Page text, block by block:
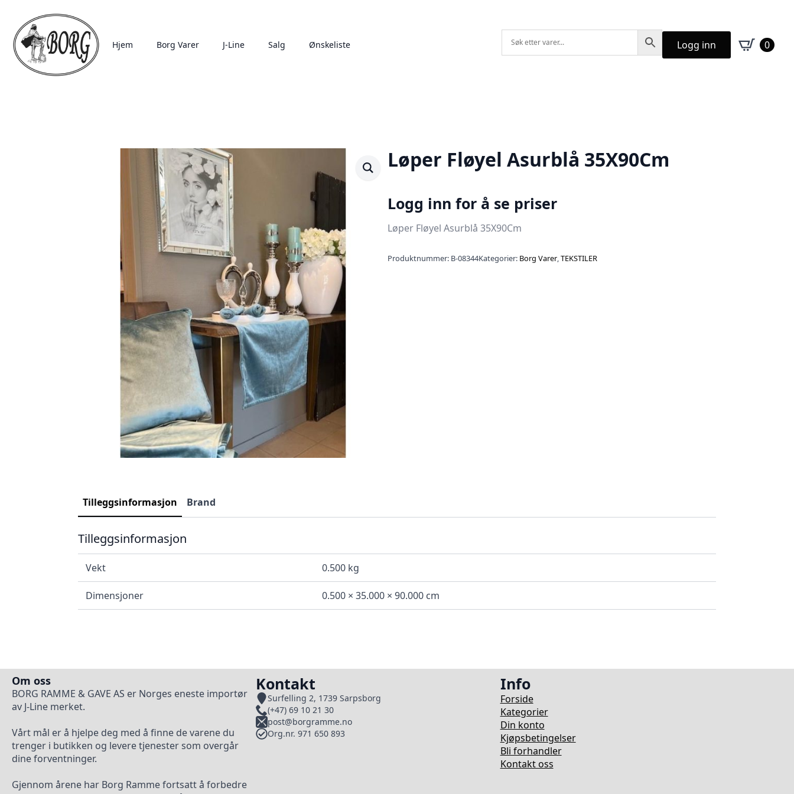
Hjem Borg Varer J-Line Salg Ønskeliste Logg inn 0
Løper Fløyel Asurblå 35X90Cm
Logg inn for å se priser
Løper Fløyel Asurblå 35X90Cm
Produktnummer: B-08344Kategorier: Borg Varer,TEKSTILER
Tilleggsinformasjon Brand
Tilleggsinformasjon
Vekt 0.500 kg
Dimensjoner 0.500 × 35.000 × 90.000 cm
Om oss
BORG RAMME & GAVE AS er Norges eneste importør
av J-Line merket.
Vårt mål er å hjelpe deg med å finne de varene du
trenger i butikken og levere tjenester som overgår
dine forventninger.
Gjennom årene har Borg Ramme fortsatt å forbedre
Kontakt
Surfelling 2, 1739 Sarpsborg
(+47) 69 10 21 30
post@borgramme.no
Org.nr. 971 650 893
Info
Forside
Kategorier
Din konto
Kjøpsbetingelser
Bli forhandler
Kontakt oss